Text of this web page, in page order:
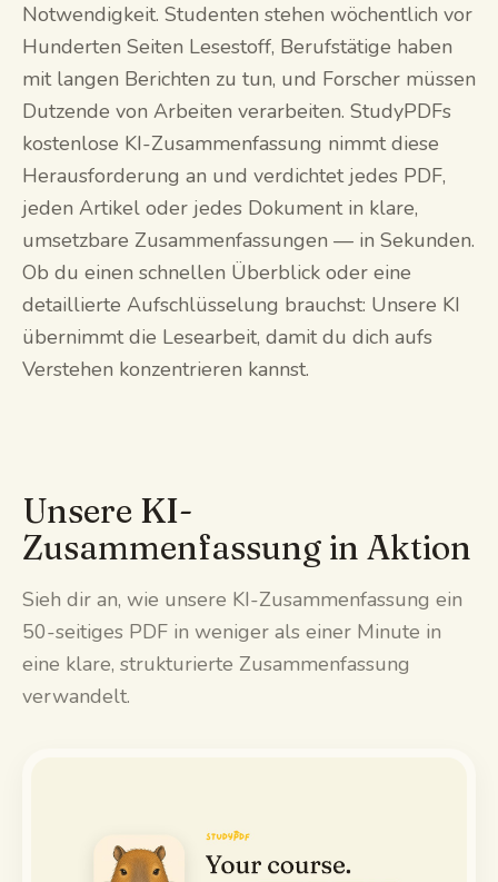
Notwendigkeit. Studenten stehen wöchentlich vor
Hunderten Seiten Lesestoff, Berufstätige haben
mit langen Berichten zu tun, und Forscher müssen
Dutzende von Arbeiten verarbeiten. StudyPDFs
kostenlose KI-Zusammenfassung nimmt diese
Herausforderung an und verdichtet jedes PDF,
jeden Artikel oder jedes Dokument in klare,
umsetzbare Zusammenfassungen — in Sekunden.
Ob du einen schnellen Überblick oder eine
detaillierte Aufschlüsselung brauchst: Unsere KI
übernimmt die Lesearbeit, damit du dich aufs
Verstehen konzentrieren kannst.
Unsere KI-
Zusammenfassung in Aktion
Sieh dir an, wie unsere KI-Zusammenfassung ein
50-seitiges PDF in weniger als einer Minute in
eine klare, strukturierte Zusammenfassung
verwandelt.